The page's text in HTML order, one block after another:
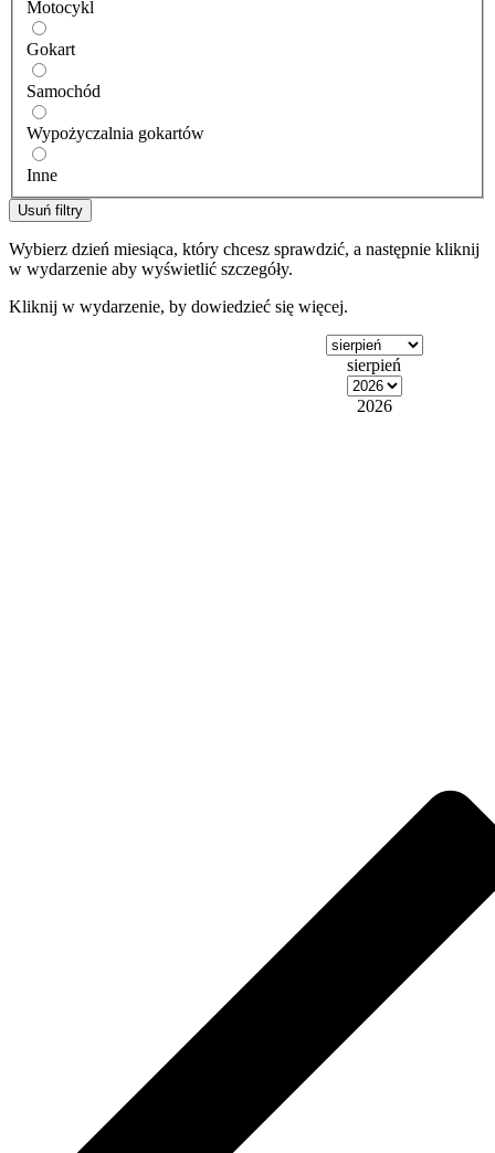
Motocykl
Gokart
Samochód
Wypożyczalnia gokartów
Inne
Usuń filtry
Wybierz dzień miesiąca, który chcesz sprawdzić, a następnie kliknij
w wydarzenie aby wyświetlić szczegóły.
Kliknij w wydarzenie, by dowiedzieć się więcej.
sierpień
2026